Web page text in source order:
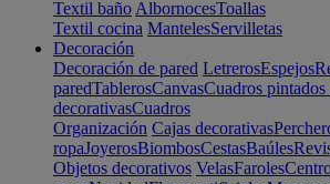
Textil baño AlbornocesToallas
Textil cocina MantelesServilletas
Decoración
Decoración de pared LetrerosEspejos
paredTablerosCanvasCuadros pintados
decorativasCuadros
Organización Cajas decorativas
ropaJoyerosBiombosCestasBaúles
Objetos decorativos VelasFaroles